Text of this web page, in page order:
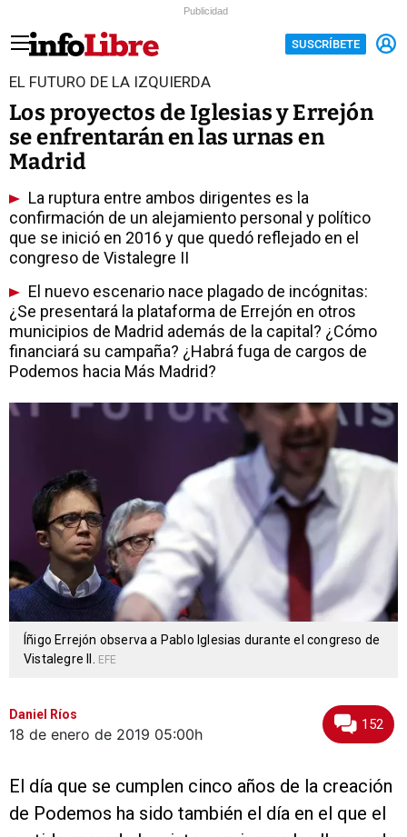
Publicidad
SUSCRÍBETE
EL FUTURO DE LA IZQUIERDA
Los proyectos de Iglesias y Errejón
se enfrentarán en las urnas en
Madrid
La ruptura entre ambos dirigentes es la
confirmación de un alejamiento personal y político
que se inició en 2016 y que quedó reflejado en el
congreso de Vistalegre II
El nuevo escenario nace plagado de incógnitas:
¿Se presentará la plataforma de Errejón en otros
municipios de Madrid además de la capital? ¿Cómo
financiará su campaña? ¿Habrá fuga de cargos de
Podemos hacia Más Madrid?
Íñigo Errejón observa a Pablo Iglesias durante el congreso de
Vistalegre II.
EFE
Daniel Ríos
18 de enero de 2019 05:00h
152
El día que se cumplen cinco años de la creación
de Podemos ha sido también el día en el que el